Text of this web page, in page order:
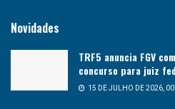
Novidades
TRF5 anuncia FGV
concurso para juiz
15 DE JULHO DE 2026,